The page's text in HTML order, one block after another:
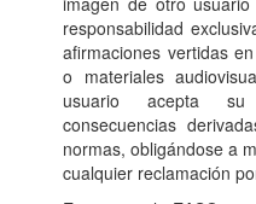
responsabilidad
afirmaciones vertidas
o materiales
usuario acepta
consecuencias
normas, obligándose a
cualquier reclamación